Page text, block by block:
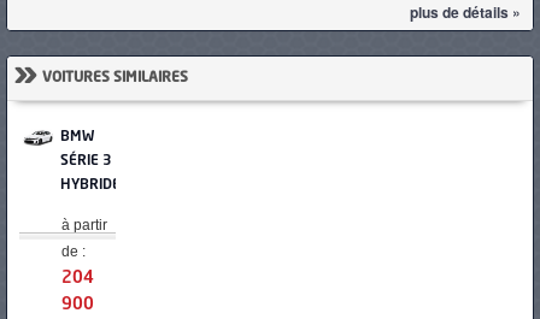
plus de détails »
» VOITURES SIMILAIRES
BMW
SÉRIE 3
HYBRIDE
à partir
de :
204
900